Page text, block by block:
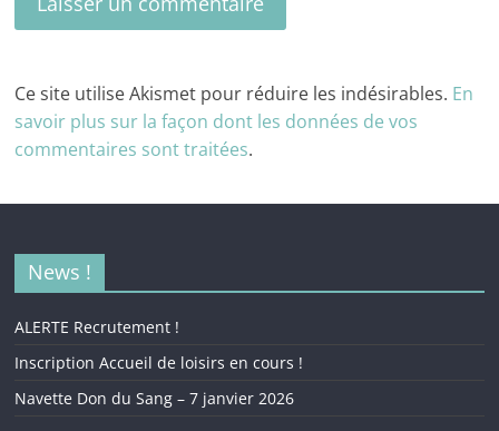
Ce site utilise Akismet pour réduire les indésirables. En
savoir plus sur la façon dont les données de vos
commentaires sont traitées.
News !
ALERTE Recrutement !
Inscription Accueil de loisirs en cours !
Navette Don du Sang – 7 janvier 2026